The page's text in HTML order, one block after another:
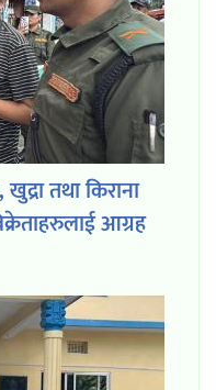
तथा किराना
आग्रह